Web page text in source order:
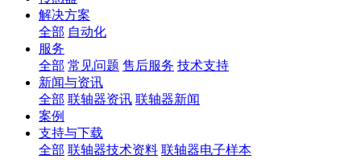
解决方案
全部 自动化
服务
全部 常见问题 售后服务 技术支持
新闻与资讯
全部 联轴器资讯 联轴器新闻
案例
支持与下载
全部 联轴器技术资料 联轴器电子样本